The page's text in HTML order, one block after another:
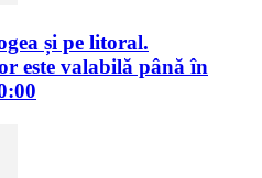
și pe litoral.
este valabilă până în